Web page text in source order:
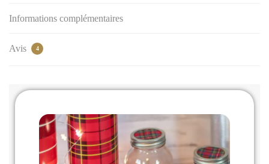
Informations complémentaires
Avis 4